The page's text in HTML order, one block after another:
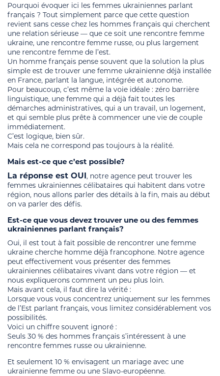
Pourquoi évoquer ici les femmes ukrainiennes parlant
français ? Tout simplement parce que cette question
revient sans cesse chez les hommes français qui cherchent
une relation sérieuse — que ce soit une rencontre femme
ukraine, une rencontre femme russe, ou plus largement
une rencontre femme de l’est.
Un homme français pense souvent que la solution la plus
simple est de trouver une femme ukrainienne déjà installée
en France, parlant la langue, intégrée et autonome.
Pour beaucoup, c’est même la voie idéale : zéro barrière
linguistique, une femme qui a déjà fait toutes les
démarches administratives, qui a un travail, un logement,
et qui semble plus prête à commencer une vie de couple
immédiatement.
C’est logique, bien sûr.
Mais cela ne correspond pas toujours à la réalité.
Mais est-ce que c’est possible?
La réponse est OUI, notre agence peut trouver les
femmes ukrainiennes célibataires qui habitent dans votre
région, nous allons parler des détails à la fin, mais au début
on va parler des défis.
Est-ce que vous devez trouver une ou des femmes
ukrainiennes parlant français?
Oui, il est tout à fait possible de rencontrer une femme
ukraine cherche homme déjà francophone. Notre agence
peut effectivement vous présenter des femmes
ukrainiennes célibataires vivant dans votre région — et
nous expliquerons comment un peu plus loin.
Mais avant cela, il faut dire la vérité :
Lorsque vous vous concentrez uniquement sur les femmes
de l’Est parlant français, vous limitez considérablement vos
possibilités.
Voici un chiffre souvent ignoré :
Seuls 30 % des hommes français s’intéressent à une
rencontre femmes russe ou ukrainienne.
Et seulement 10 % envisagent un mariage avec une
ukrainienne femme ou une Slavo-européenne.